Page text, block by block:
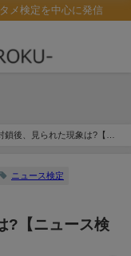
メ検定を中心に発信
鎖後、見られた現象は?【ニ
ニュース検定
?【ニュース検